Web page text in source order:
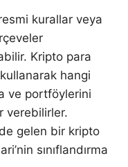
kurallar veya
Kripto para
kullanarak hangi
ve portföylerini
verebilirler.
gelen bir kripto
sınıflandırma